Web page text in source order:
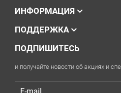
ИНФОРМАЦИЯ
ПОДДЕРЖКА
ПОДПИШИТЕСЬ
и получайте новости об акциях и